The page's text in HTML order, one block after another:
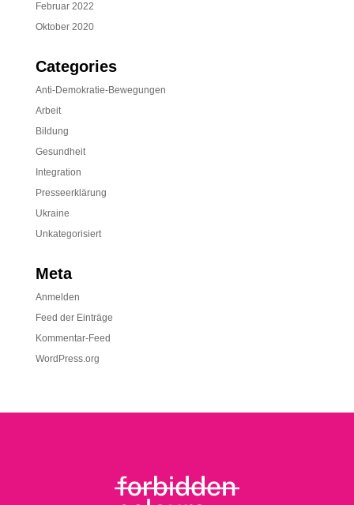
Februar 2022
Oktober 2020
Categories
Anti-Demokratie-Bewegungen
Arbeit
Bildung
Gesundheit
Integration
Presseerklärung
Ukraine
Unkategorisiert
Meta
Anmelden
Feed der Einträge
Kommentar-Feed
WordPress.org